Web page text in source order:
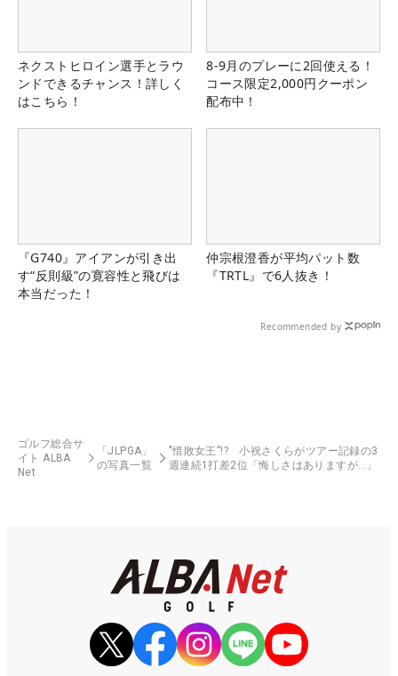
ネクストヒロイン選手とラウ
ンドできるチャンス！詳しく
はこちら！
8-9月のプレーに2回使える！
コース限定2,000円クーポン
配布中！
『G740』アイアンが引き出
す“反則級”の寛容性と飛びは
本当だった！
仲宗根澄香が平均パット数
『TRTL』で6人抜き！
Recommended by
ゴルフ総合サ
イト ALBA
Net
「JLPGA」
の写真一覧
"惜敗女王”!? 小祝さくらがツアー記録の3
週連続1打差2位「悔しさはありますが…」